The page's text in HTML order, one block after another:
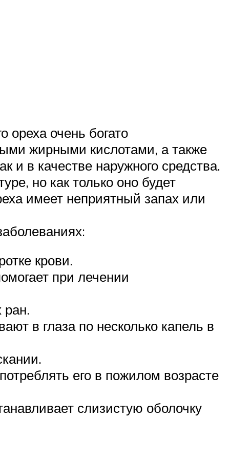
ореха очень богато
жирными кислотами, а также
и в качестве наружного средства.
но как только оно будет
имеет неприятный запах или
крови.
при лечении
ран.
в глаза по несколько капель в
его в пожилом возрасте
слизистую оболочку